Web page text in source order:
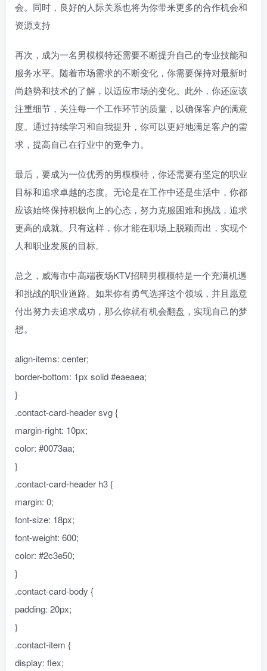
会。同时，良好的人际关系也将为你带来更多的合作机会和
资源支持
再次，成为一名男模模特还需要不断提升自己的专业技能和
服务水平。随着市场需求的不断变化，你需要保持对最新时
尚趋势和技术的了解，以适应市场的变化。此外，你还应该
注重细节，关注每一个工作环节的质量，以确保客户的满意
度。通过持续学习和自我提升，你可以更好地满足客户的需
求，提高自己在行业中的竞争力。
最后，要成为一位优秀的男模模特，你还需要有坚定的职业
目标和追求卓越的态度。无论是在工作中还是生活中，你都
应该始终保持积极向上的心态，努力克服困难和挑战，追求
更高的成就。只有这样，你才能在职场上脱颖而出，实现个
人和职业发展的目标。
总之，威海市中高端夜场KTV招聘男模模特是一个充满机遇
和挑战的职业道路。如果你有勇气选择这个领域，并且愿意
付出努力去追求成功，那么你就有机会翻盘，实现自己的梦
想。
align-items: center;
border-bottom: 1px solid #eaeaea;
}
.contact-card-header svg {
margin-right: 10px;
color: #0073aa;
}
.contact-card-header h3 {
margin: 0;
font-size: 18px;
font-weight: 600;
color: #2c3e50;
}
.contact-card-body {
padding: 20px;
}
.contact-item {
display: flex;